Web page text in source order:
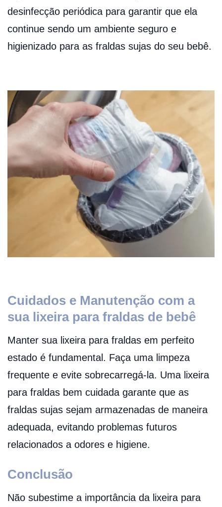
desinfecção periódica para garantir que ela
continue sendo um ambiente seguro e
higienizado para as fraldas sujas do seu bebê.
Cuidados e Manutenção com a
sua lixeira para fraldas de bebê
Manter sua lixeira para fraldas em perfeito
estado é fundamental. Faça uma limpeza
frequente e evite sobrecarregá-la. Uma lixeira
para fraldas bem cuidada garante que as
fraldas sujas sejam armazenadas de maneira
adequada, evitando problemas futuros
relacionados a odores e higiene.
Conclusão
Não subestime a importância da lixeira para